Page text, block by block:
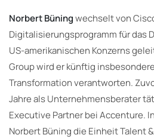
Norbert Büningwechselt von
Digitalisierungsprogramm für das
US-amerikanischen Konzerns
Group wird er künftig
Transformation verantworten.
Jahre als Unternehmensberater
Executive Partner bei Accenture.
Norbert Büning die Einheit Talent